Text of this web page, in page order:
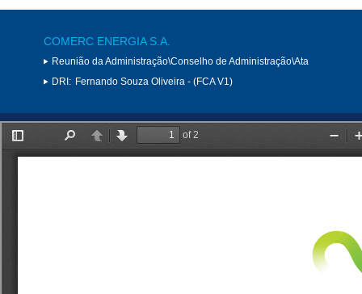
COMERC ENERGIA S.A.
Reunião da Administração\Conselho de Administração\Ata
DRI: Fernando Souza Oliveira - (FCA V1)